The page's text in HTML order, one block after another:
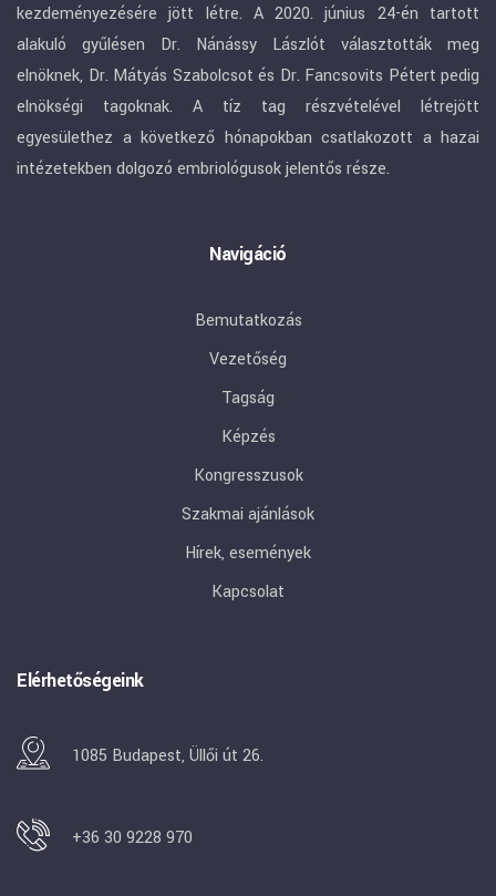
kezdeményezésére jött létre. A 2020. június 24-én tartott
alakuló gyűlésen Dr. Nánássy Lászlót választották meg
elnöknek, Dr. Mátyás Szabolcsot és Dr. Fancsovits Pétert pedig
elnökségi tagoknak. A tíz tag részvételével létrejött
egyesülethez a következő hónapokban csatlakozott a hazai
intézetekben dolgozó embriológusok jelentős része.
Navigáció
Bemutatkozás
Vezetőség
Tagság
Képzés
Kongresszusok
Szakmai ajánlások
Hírek, események
Kapcsolat
Elérhetőségeink
1085 Budapest, Üllői út 26.
+36 30 9228 970